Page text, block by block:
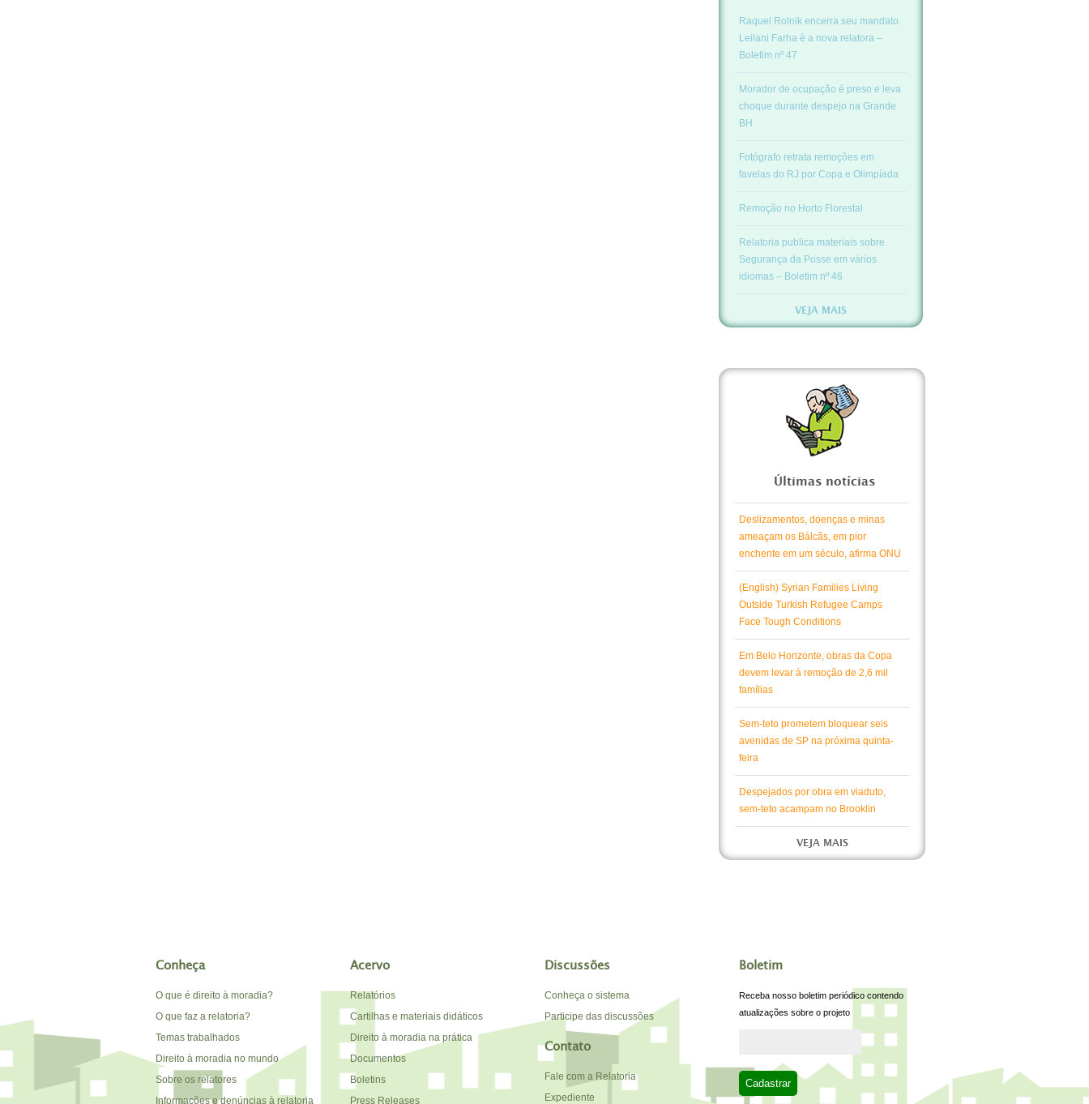
Raquel Rolnik encerra seu mandato.
Leilani Farha é a nova relatora –
Boletim nº 47
Morador de ocupação é preso e leva
choque durante despejo na Grande
BH
Fotógrafo retrata remoções em
favelas do RJ por Copa e Olimpíada
Remoção no Horto Florestal
Relatoria publica materiais sobre
Segurança da Posse em vários
idiomas – Boletim nº 46
VEJA MAIS
Últimas notícias
Deslizamentos, doenças e minas
ameaçam os Bálcãs, em pior
enchente em um século, afirma ONU
(English) Syrian Families Living
Outside Turkish Refugee Camps
Face Tough Conditions
Em Belo Horizonte, obras da Copa
devem levar à remoção de 2,6 mil
famílias
Sem-teto prometem bloquear seis
avenidas de SP na próxima quinta-
feira
Despejados por obra em viaduto,
sem-teto acampam no Brooklin
VEJA MAIS
Conheça
O que é direito à moradia?
O que faz a relatoria?
Temas trabalhados
Direito à moradia no mundo
Sobre os relatores
Informações e denúncias à relatoria
Acervo
Relatórios
Cartilhas e materiais didáticos
Direito à moradia na prática
Documentos
Boletins
Press Releases
Discussões
Conheça o sistema
Participe das discussões
Contato
Fale com a Relatoria
Expediente
Boletim
Receba nosso boletim periódico contendo
atualizações sobre o projeto